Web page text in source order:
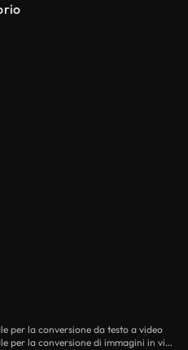
per la conversione da testo a video
Flussi di lavoro di intelligenza artificiale per la conversione di immagini in video